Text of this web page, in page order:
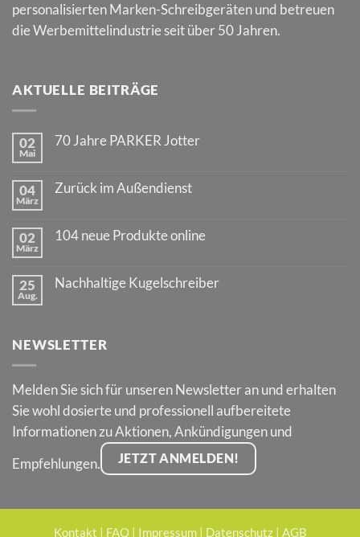
personalisierten Marken-Schreibgeräten und betreuen
die Werbemittelindustrie seit über 50 Jahren.
AKTUELLE BEITRÄGE
02
Mai
70 Jahre PARKER Jotter
zu
70
04
März
Zurück im Außendienst
zu
Zurück
02
März
104 neue Produkte online
zu
104
25
Aug.
Nachhaltige Kugelschreiber
Kugelschreiber
NEWSLETTER
Melden Sie sich für unseren Newsletter an und erhalten
Sie wohl dosierte und professionell aufbereitete
Informationen zu Aktionen, Ankündigungen und
Empfehlungen.
JETZT ANMELDEN!
Kontakt | FAQ| Impressum| Datenschutz| AGB